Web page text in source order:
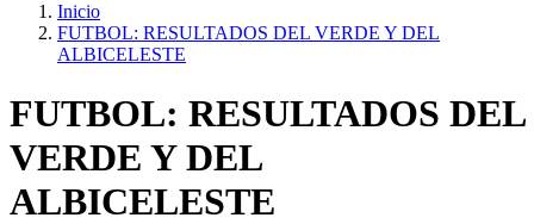
Inicio
FUTBOL: RESULTADOS DEL VERDE Y DEL
ALBICELESTE
FUTBOL: RESULTADOS DEL
VERDE Y DEL
ALBICELESTE